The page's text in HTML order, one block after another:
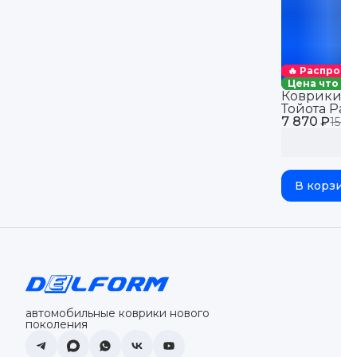
🔥
Цена что
7 870 ₽
Тойота
салон
В
автомобильные коврики нового
поколения